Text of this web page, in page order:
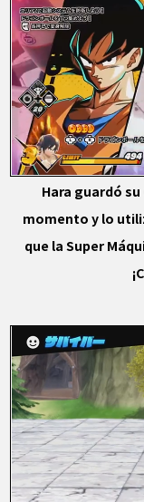
Hara guardó
momento y lo
que la Super